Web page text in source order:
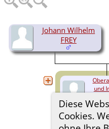
Diese
Cookies.
Johann Wilhelm
FREY
und